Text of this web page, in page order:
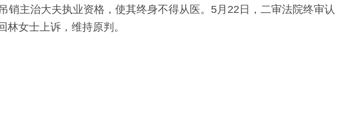
主治大夫执业资格，使其终身不得从医。5月22日，二审法院终审认
女士上诉，维持原判。